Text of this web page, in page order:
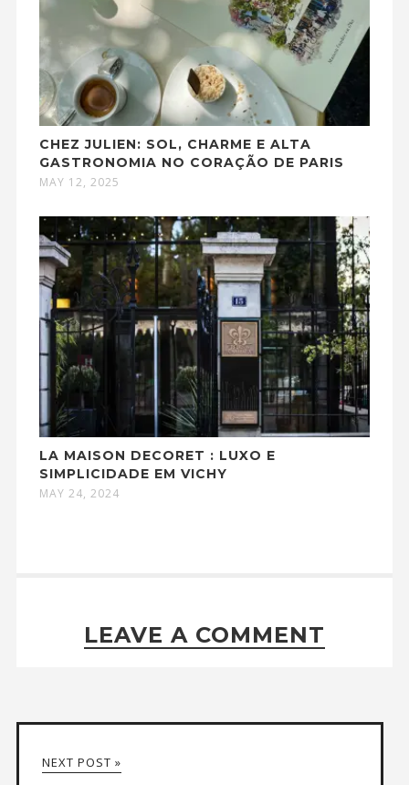
CHEZ JULIEN: SOL, CHARME E ALTA
GASTRONOMIA NO CORAÇÃO DE PARIS
MAY 12, 2025
LA MAISON DECORET : LUXO E
SIMPLICIDADE EM VICHY
MAY 24, 2024
LEAVE A COMMENT
NEXT POST »